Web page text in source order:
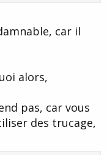
car il
alors,
pas, car vous
des trucage,